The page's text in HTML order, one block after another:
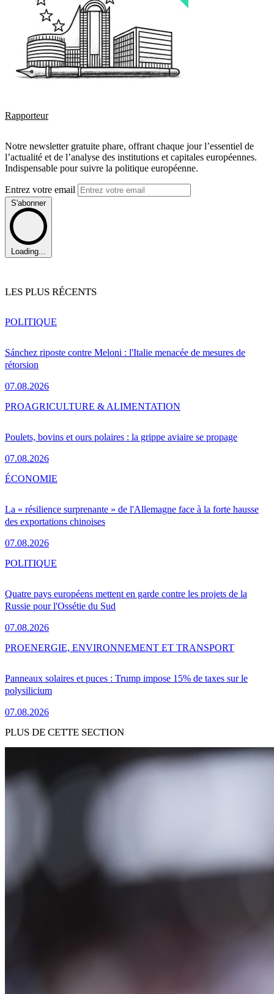
Rapporteur
Notre newsletter gratuite phare, offrant chaque jour l’essentiel de
l’actualité et de l’analyse des institutions et capitales européennes.
Indispensable pour suivre la politique européenne.
Entrez votre email
S'abonner
Loading...
LES PLUS RÉCENTS
Sánchez riposte contre Meloni : l'Italie menacée de mesures de
rétorsion
07.08.2026
POLITIQUE
Poulets, bovins et ours polaires : la grippe aviaire se propage
07.08.2026
PROAGRICULTURE & ALIMENTATION
La « résilience surprenante » de l'Allemagne face à la forte hausse
des exportations chinoises
07.08.2026
ÉCONOMIE
Quatre pays européens mettent en garde contre les projets de la
Russie pour l'Ossétie du Sud
07.08.2026
POLITIQUE
Panneaux solaires et puces : Trump impose 15% de taxes sur le
polysilicium
07.08.2026
PROENERGIE, ENVIRONNEMENT ET TRANSPORT
PLUS DE CETTE SECTION